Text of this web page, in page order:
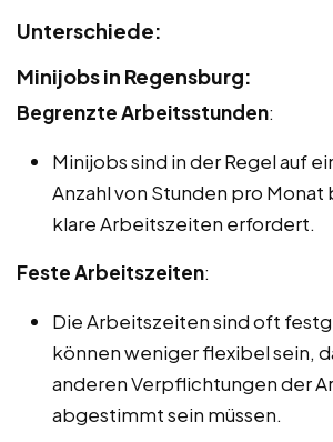
Unterschiede:
Minijobs in Regensburg:
Begrenzte Arbeitsstunden:
Minijobs sind in der Regel auf
Anzahl von Stunden pro Monat
klare Arbeitszeiten erfordert.
Feste Arbeitszeiten:
Die Arbeitszeiten sind oft
können weniger flexibel sein,
anderen Verpflichtungen der
abgestimmt sein müssen.